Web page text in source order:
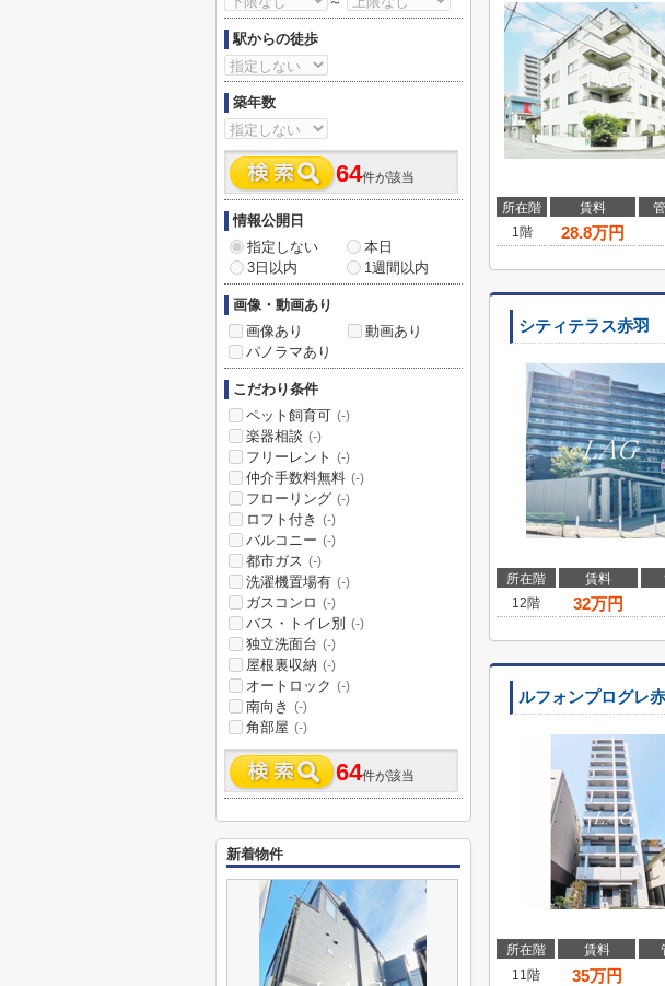
所在階 賃料
1階
28.8万円
シティテラス赤
所在階 賃料
12階
32万円
ルフォンプログレ
所在階 賃料
11階
35万円
駅からの徒歩
築年数
64件が該当
情報公開日
指定しない
本日
3日以内
1週間以内
画像・動画あり
画像あり
動画あり
パノラマあり
こだわり条件
ペット飼育可 (-)
楽器相談 (-)
フリーレント (-)
仲介手数料無料 (-)
フローリング (-)
ロフト付き (-)
バルコニー (-)
都市ガス (-)
洗濯機置場有 (-)
ガスコンロ (-)
バス・トイレ別 (-)
独立洗面台 (-)
屋根裏収納 (-)
オートロック (-)
南向き (-)
角部屋 (-)
64件が該当
新着物件